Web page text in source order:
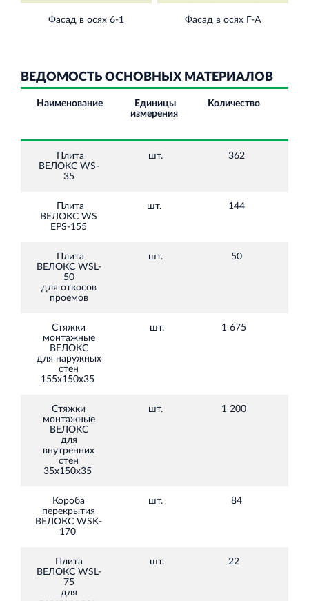
Фасад в осях 6-1 Фасад в осях Г-А
ВЕДОМОСТЬ ОСНОВНЫХ МАТЕРИАЛОВ
Наименование
Единицы
измерения
Количество
Плита
ВЕЛОКС WS-
35
шт. 362
Плита
ВЕЛОКС WS
EPS-155
шт. 144
Плита
ВЕЛОКС WSL-
50
для откосов
проемов
шт. 50
Стяжки
монтажные
ВЕЛОКС
для наружных
стен
155х150х35
шт. 1 675
Стяжки
монтажные
ВЕЛОКС
для
внутренних
стен
35х150х35
шт. 1 200
Короба
перекрытия
ВЕЛОКС WSK-
170
шт. 84
Плита
ВЕЛОКС WSL-
75
для
шт. 22